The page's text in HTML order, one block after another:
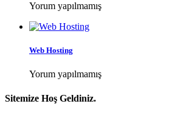
Yorum yapılmamış
Web Hosting
Yorum yapılmamış
Sitemize Hoş Geldiniz.